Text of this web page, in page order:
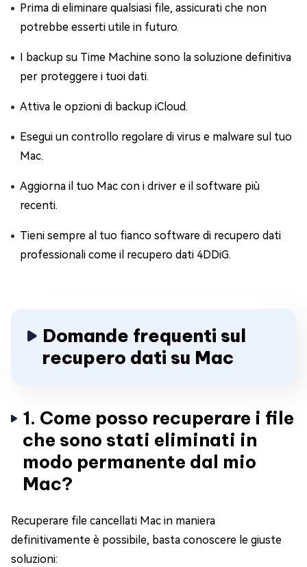
Prima di eliminare qualsiasi file, assicurati che non
potrebbe esserti utile in futuro.
I backup su Time Machine sono la soluzione definitiva
per proteggere i tuoi dati.
Attiva le opzioni di backup iCloud.
Esegui un controllo regolare di virus e malware sul tuo
Mac.
Aggiorna il tuo Mac con i driver e il software più
recenti.
Tieni sempre al tuo fianco software di recupero dati
professionali come il recupero dati 4DDiG.
Domande frequenti sul
recupero dati su Mac
1. Come posso recuperare i file
che sono stati eliminati in
modo permanente dal mio
Mac?
Recuperare file cancellati Mac in maniera
definitivamente è possibile, basta conoscere le giuste
soluzioni: